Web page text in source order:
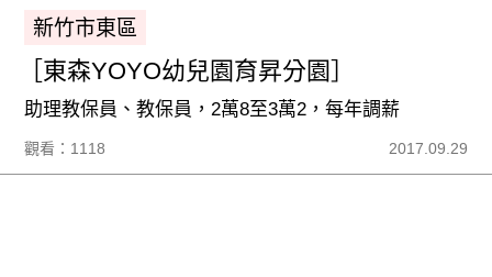
新竹市東區
［東森YOYO幼兒園育昇分園］
助理教保員、教保員，2萬8至3萬2，每年調薪
觀看：1118 2017.09.29